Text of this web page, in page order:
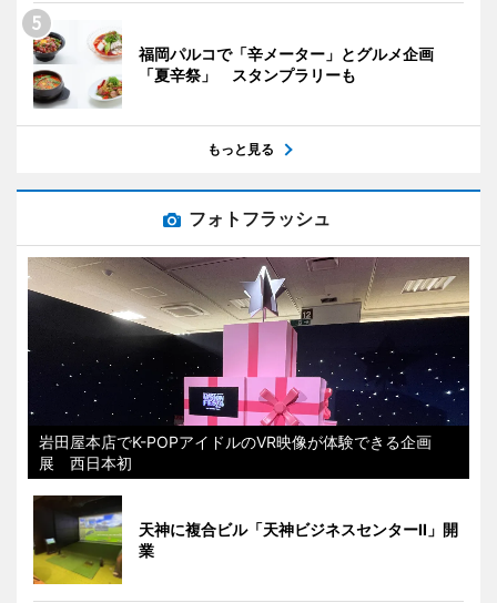
福岡パルコで「辛メーター」とグルメ企画
「夏辛祭」 スタンプラリーも
もっと見る
フォトフラッシュ
岩田屋本店でK-POPアイドルのVR映像が体験できる企画
展 西日本初
天神に複合ビル「天神ビジネスセンターII」開
業